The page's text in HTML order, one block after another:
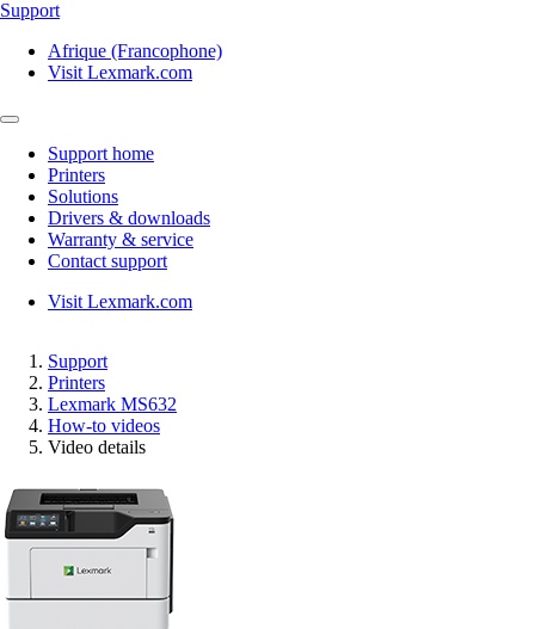
Support
Afrique (Francophone)
Visit Lexmark.com
Support home
Printers
Solutions
Drivers & downloads
Warranty & service
Contact support
Visit Lexmark.com
Support
Printers
Lexmark MS632
How-to videos
Video details